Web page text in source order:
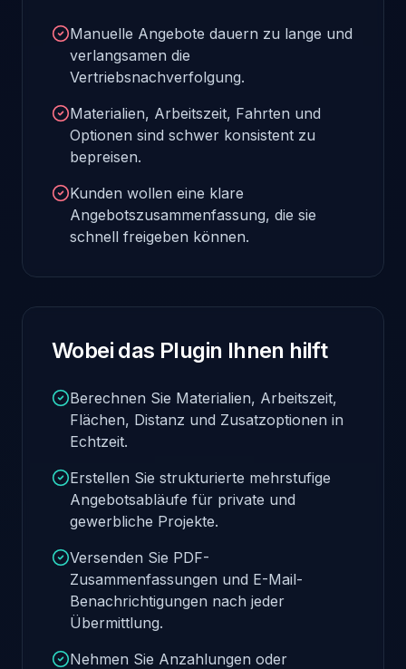
Manuelle Angebote dauern zu lange und
verlangsamen die
Vertriebsnachverfolgung.
Materialien, Arbeitszeit, Fahrten und
Optionen sind schwer konsistent zu
bepreisen.
Kunden wollen eine klare
Angebotszusammenfassung, die sie
schnell freigeben können.
Wobei das Plugin Ihnen hilft
Berechnen Sie Materialien, Arbeitszeit,
Flächen, Distanz und Zusatzoptionen in
Echtzeit.
Erstellen Sie strukturierte mehrstufige
Angebotsabläufe für private und
gewerbliche Projekte.
Versenden Sie PDF-
Zusammenfassungen und E-Mail-
Benachrichtigungen nach jeder
Übermittlung.
Nehmen Sie Anzahlungen oder